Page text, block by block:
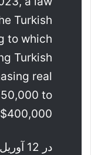
Turkish
to which
Turkish
real
to
$400,000.